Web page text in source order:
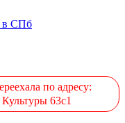
в СПб
по адресу:
63с1